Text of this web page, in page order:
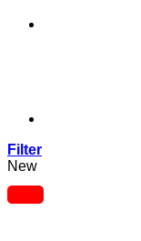
Filter
New